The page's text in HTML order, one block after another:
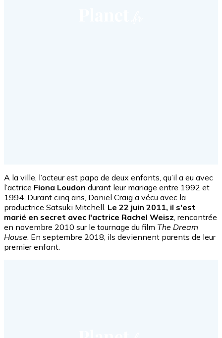
A la ville, l’acteur est papa de deux enfants, qu’il a eu avec
l’actrice Fiona Loudon durant leur mariage entre 1992 et
1994. Durant cinq ans, Daniel Craig a vécu avec la
productrice Satsuki Mitchell. Le 22 juin 2011, il s'est
marié en secret avec l'actrice Rachel Weisz , rencontrée
en novembre 2010 sur le tournage du film The Dream
House . En septembre 2018, ils deviennent parents de leur
premier enfant.